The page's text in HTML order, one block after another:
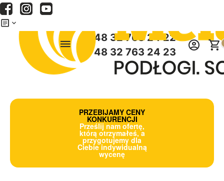
+48 32 763 24 22
+48 32 763 24 23
PRZEBIJAMY CENY
KONKURENCJI
Prześlij nam ofertę,
którą otrzymałeś, a
przygotujemy dla
Ciebie indywidualną
wycenę